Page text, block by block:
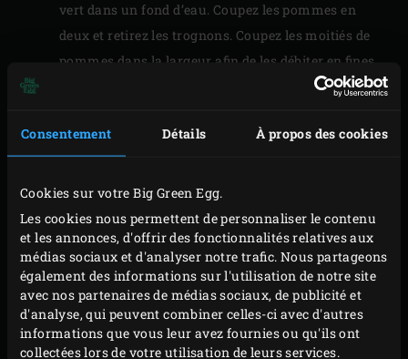
Consentement Détails À propos des cookies
Cookies sur votre Big Green Egg.
Les cookies nous permettent de personnaliser le contenu
et les annonces, d'offrir des fonctionnalités relatives aux
médias sociaux et d'analyser notre trafic. Nous partageons
également des informations sur l'utilisation de notre site
avec nos partenaires de médias sociaux, de publicité et
d'analyse, qui peuvent combiner celles-ci avec d'autres
informations que vous leur avez fournies ou qu'ils ont
collectées lors de votre utilisation de leurs services.
vert dans un fond d’eau. Coupez les pommes en
deux et retirez les trognons. Coupez les moitiés de
pommes dans la largeur afin de les débiter en fines
tranches de 2 mm d’épaisseur. Blanchissez les
le jus de citron vert. Retirez-les ensuite de la
casserole et séchez-les à l’aide d’un morceau de
papier absorbant.
Coupez un carré de pâte feuilletée en deux et
superposez les bords les plus courts l’un sur l’autre
afin d’obtenir une longue lamelle de pâte. Veillez à
bien souder les deux bords. Badigeonnez la pâte de
confiture d’abricot. Faites chevaucher environ
10 tranches de pomme sur la lamelle de pâte en